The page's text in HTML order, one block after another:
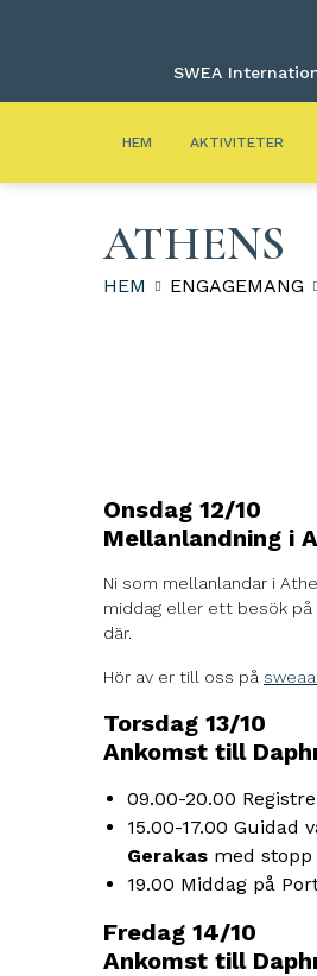
SWEA
HEM AKTIVITETER
ATHENS
HEM ENGAGEMANG
Onsdag 12/10
Mellanlandning i
Ni som mellanlandar i
middag eller ett besök på
där.
Hör av er till oss på
Torsdag 13/10
Ankomst till
09.00-20.00
15.00-17.00 Guidad
Gerakas med
19.00 Middag på
Fredag 14/10
Ankomst till